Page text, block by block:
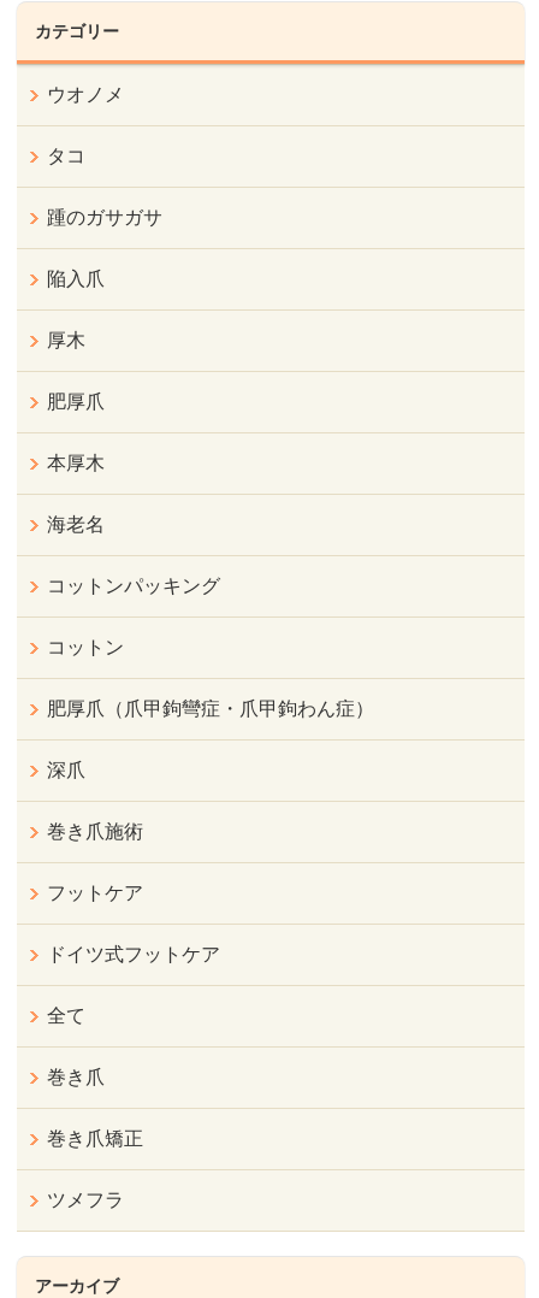
カテゴリー
ウオノメ
タコ
踵のガサガサ
陥入爪
厚木
肥厚爪
本厚木
海老名
コットンパッキング
コットン
肥厚爪（爪甲鉤彎症・爪甲鉤わん症）
深爪
巻き爪施術
フットケア
ドイツ式フットケア
全て
巻き爪
巻き爪矯正
ツメフラ
アーカイブ